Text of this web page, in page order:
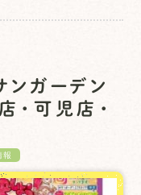
ガーデン
可児店・
報